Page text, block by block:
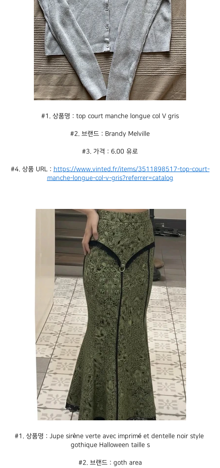
#1. 상품명 : top court manche longue col V gris
#2. 브랜드 : Brandy Melville
#3. 가격 : 6.00 유로
#4. 상품 URL : https://www.vinted.fr/items/3511898517-top-court-
manche-longue-col-v-gris?referrer=catalog
#1. 상품명 : Jupe sirène verte avec imprimé et dentelle noir style
gothique Halloween taille s
#2. 브랜드 : goth area